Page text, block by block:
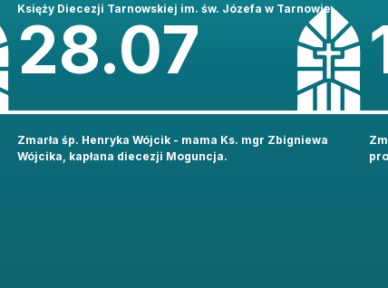
Księży Diecezji Tarnowskiej im. św. Józefa w Tarnowie
28.07
Zmarła śp. Henryka Wójcik - mama Ks. mgr Zbigniewa
Wójcika, kapłana diecezji Moguncja.